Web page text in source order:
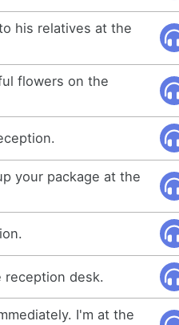
his relatives at the
flowers on the
your package at the
desk.
I'm at the